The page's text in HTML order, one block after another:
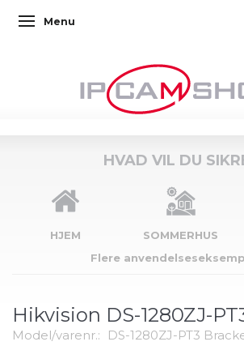
Skifte navigation
Menu
HVAD VIL DU
HJEM SOMMERHUS
Flere
Hikvision DS-1280ZJ-
Model/varenr.: DS-1280ZJ-PT3